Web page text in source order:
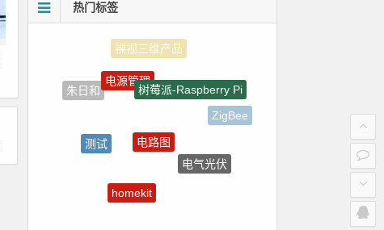
热门标签
朱日和
树莓派-Raspberry Pi
ZigBee
电气光伏
homekit